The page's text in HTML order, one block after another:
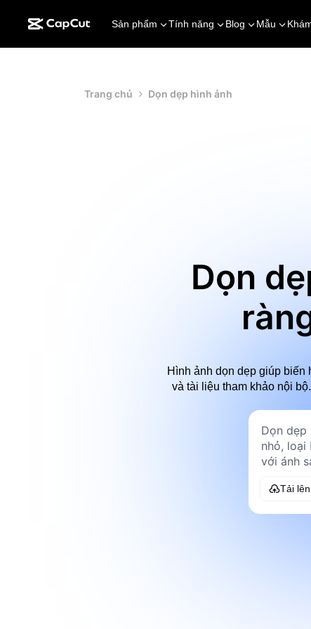
Sản phẩm Tính năng Blog Mẫu
Trang chủ Dọn dẹp hình ảnh
Dọn
Hình ảnh dọn dẹp giúp biến
và tài liệu tham khảo nội
Tải